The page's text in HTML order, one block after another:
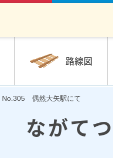
路線図
No.305 偶然大矢駅にて
ながて